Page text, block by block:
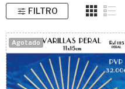
FILTRO
Agotado